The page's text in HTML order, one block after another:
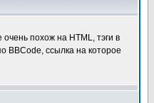
похож на HTML, тэги в
BBCode, ссылка на которое